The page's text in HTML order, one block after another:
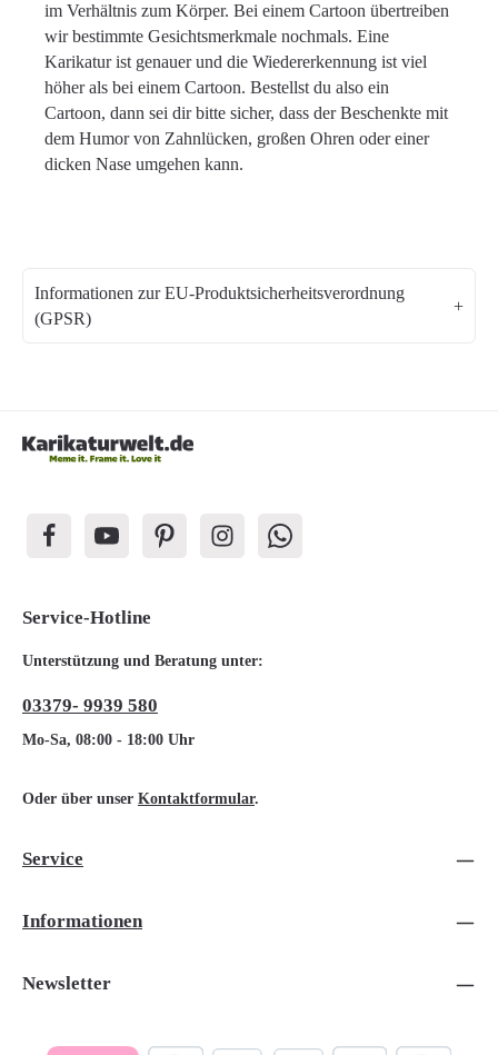
im Verhältnis zum Körper. Bei einem Cartoon übertreiben
wir bestimmte Gesichtsmerkmale nochmals. Eine
Karikatur ist genauer und die Wiedererkennung ist viel
höher als bei einem Cartoon. Bestellst du also ein
Cartoon, dann sei dir bitte sicher, dass der Beschenkte mit
dem Humor von Zahnlücken, großen Ohren oder einer
dicken Nase umgehen kann.
Informationen zur EU-Produktsicherheitsverordnung
(GPSR)
Service-Hotline
Unterstützung und Beratung unter:
03379- 9939 580
Mo-Sa, 08:00 - 18:00 Uhr
Oder über unser Kontaktformular.
Service
Informationen
Newsletter